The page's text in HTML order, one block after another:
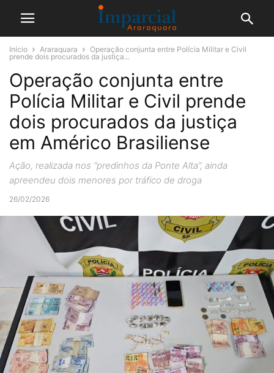
Início Araraquara
Operação conjunta entre Polícia Militar e Civil
prende dois procurados da justiça...
Operação conjunta entre
Polícia Militar e Civil prende
dois procurados da justiça
em Américo Brasiliense
Ação, realizada nos “predinhos da Ponte Alta”, ainda
apreendeu dois menores por tráfico de droga
26/02/2026